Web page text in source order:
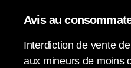
Avis au
Interdiction de vente
aux mineurs de moins